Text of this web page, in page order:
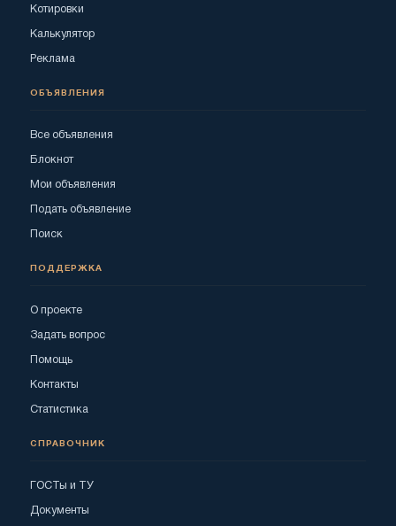
Котировки
Калькулятор
Реклама
ОБЪЯВЛЕНИЯ
Все объявления
Блокнот
Мои объявления
Подать объявление
Поиск
ПОДДЕРЖКА
О проекте
Задать вопрос
Помощь
Контакты
Статистика
СПРАВОЧНИК
ГОСТы и ТУ
Документы